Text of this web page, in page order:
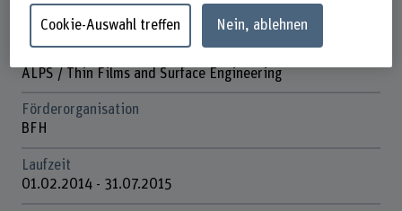
Forschungseinheit(en)
ALPS / Thin Films and Surface Engineering
Förderorganisation
BFH
Laufzeit
01.02.2014 - 31.07.2015
Cookie-Auswahl treffen Nein, ablehnen